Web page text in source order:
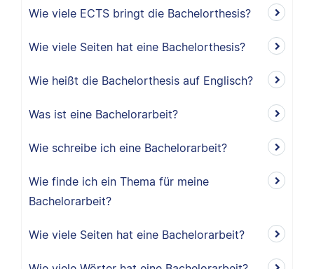
Wie viele ECTS bringt die Bachelorthesis?
Wie viele Seiten hat eine Bachelorthesis?
Wie heißt die Bachelorthesis auf Englisch?
Was ist eine Bachelorarbeit?
Wie schreibe ich eine Bachelorarbeit?
Wie finde ich ein Thema für meine
Bachelorarbeit?
Wie viele Seiten hat eine Bachelorarbeit?